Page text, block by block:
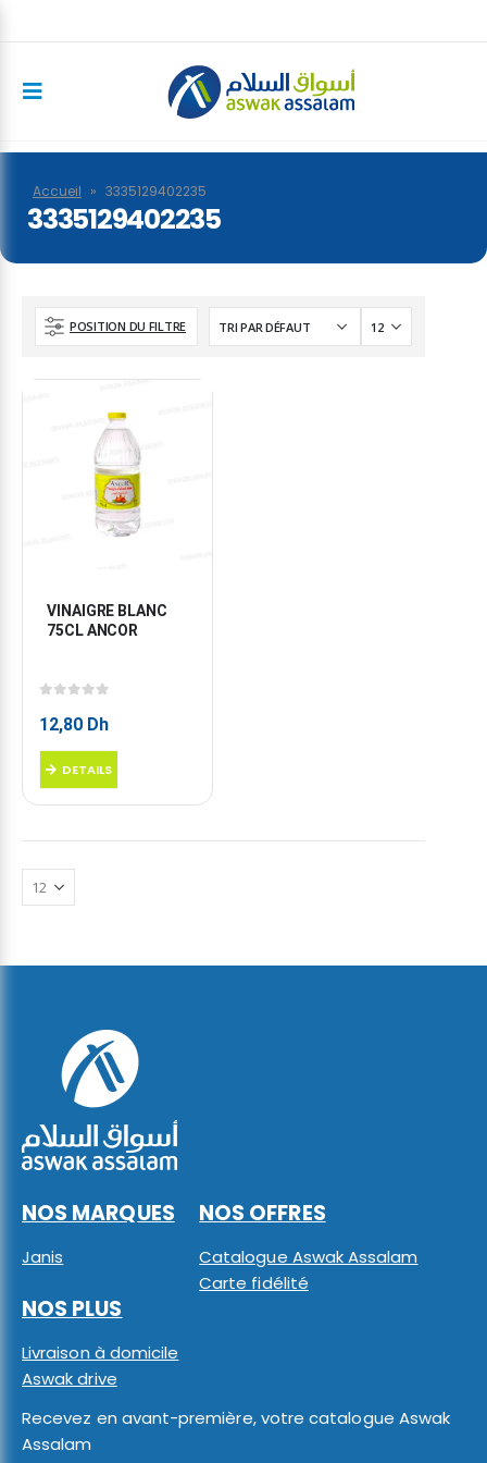
Accueil » 3335129402235
3335129402235
POSITION DU FILTRE
VINAIGRE BLANC
75CL ANCOR
12,80 Dh
DETAILS
NOS MARQUES
Janis
NOS OFFRES
Catalogue Aswak Assalam
Carte fidélité
NOS PLUS
Livraison à domicile
Aswak drive
Recevez en avant-première, votre catalogue Aswak
Assalam